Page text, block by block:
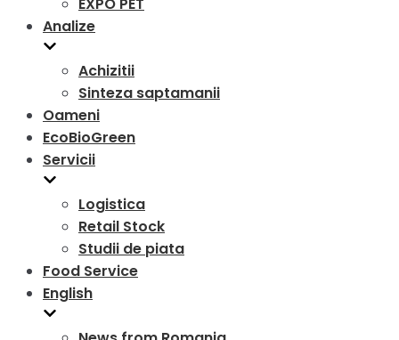
Analize
Achizitii
Sinteza saptamanii
Oameni
EcoBioGreen
Servicii
Logistica
Retail Stock
Studii de piata
Food Service
English